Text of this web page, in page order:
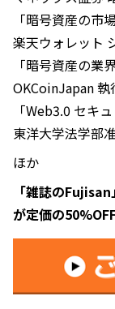
「暗号資産の市
楽天ウォレット
「暗号資産の業
OKCoinJapan 執
「Web3.0 セキ
東洋大学法学部
ほか
「雑誌の
が定価の